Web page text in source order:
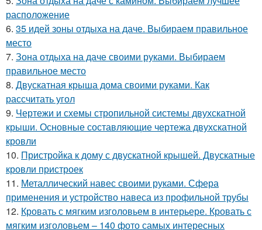
расположение
6. 35 идей зоны отдыха на даче. Выбираем правильное
место
7. Зона отдыха на даче своими руками. Выбираем
правильное место
8. Двускатная крыша дома своими руками. Как
рассчитать угол
9. Чертежи и схемы стропильной системы двухскатной
крыши. Основные составляющие чертежа двухскатной
кровли
10. Пристройка к дому с двускатной крышей. Двускатные
кровли пристроек
11. Металлический навес своими руками. Сфера
применения и устройство навеса из профильной трубы
12. Кровать с мягким изголовьем в интерьере. Кровать с
мягким изголовьем – 140 фото самых интересных